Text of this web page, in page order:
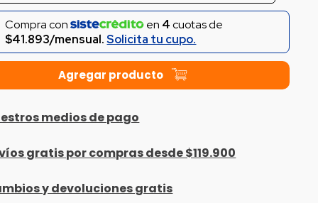
Compra con en 4cuotas de
$41.893/mensual.Solicita tu cupo.
medios de pago
gratis por compras desde $119.900
y devoluciones gratis